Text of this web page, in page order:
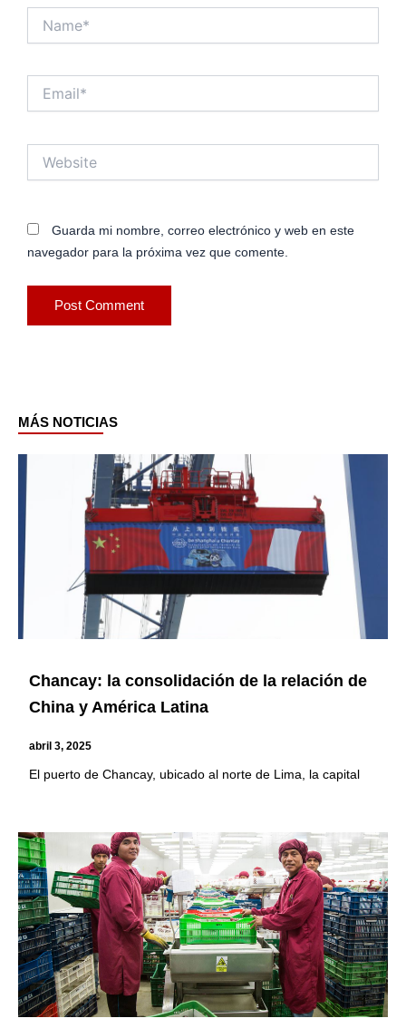
Guarda mi nombre, correo electrónico y web en este
navegador para la próxima vez que comente.
MÁS NOTICIAS
Chancay: la consolidación de la relación de
China y América Latina
abril 3, 2025
El puerto de Chancay, ubicado al norte de Lima, la capital
Page Page PagePage